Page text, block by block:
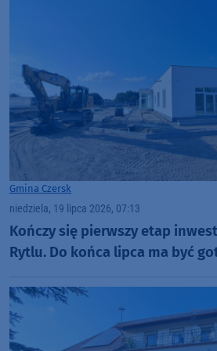
Gmina Czersk
niedziela, 19 lipca 2026, 07:13
Kończy się pierwszy etap
Rytlu. Do końca lipca ma być